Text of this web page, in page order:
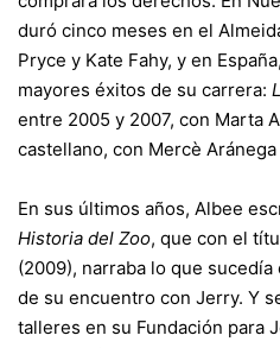
duró cinco meses en el
Pryce y Kate Fahy, y en
mayores éxitos de su carrera:
entre 2005 y 2007, con Marta
castellano, con Mercè
En sus últimos años, Albee
Historia del Zoo, que con el
(2009), narraba lo que
de su encuentro con Jerry. Y
talleres en su Fundación para